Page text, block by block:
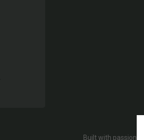
Built with passion